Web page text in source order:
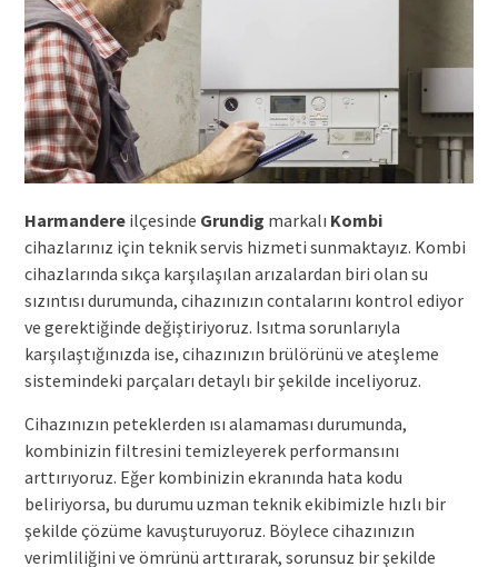
Harmandereilçesinde Grundig markalı Kombi
cihazlarınız için teknik servis hizmeti sunmaktayız. Kombi
cihazlarında sıkça karşılaşılan arızalardan biri olan su
sızıntısı durumunda, cihazınızın contalarını kontrol ediyor
ve gerektiğinde değiştiriyoruz. Isıtma sorunlarıyla
karşılaştığınızda ise, cihazınızın brülörünü ve ateşleme
sistemindeki parçaları detaylı bir şekilde inceliyoruz.
Cihazınızın peteklerden ısı alamaması durumunda,
kombinizin filtresini temizleyerek performansını
arttırıyoruz. Eğer kombinizin ekranında hata kodu
beliriyorsa, bu durumu uzman teknik ekibimizle hızlı bir
şekilde çözüme kavuşturuyoruz. Böylece cihazınızın
verimliliğini ve ömrünü arttırarak, sorunsuz bir şekilde